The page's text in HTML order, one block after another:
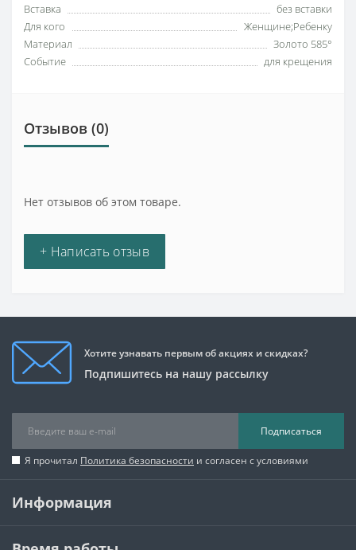
Вставка
без вставки
Для кого
Женщине;Ребенку
Материал
Золото 585°
Событие
для крещения
Отзывов (0)
Нет отзывов об этом товаре.
+ Написать отзыв
Хотите узнавать первым об акциях и скидках?
Подпишитесь на нашу рассылку
Подписаться
Я прочитал Политика безопасности и согласен с условиями
Информация